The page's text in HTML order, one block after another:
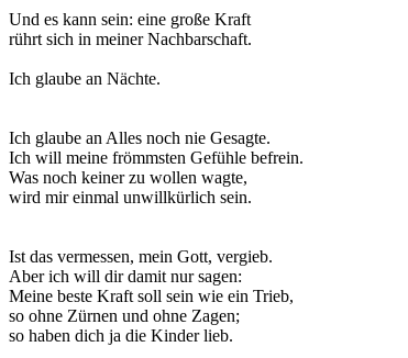
Und es kann sein: eine große Kraft
rührt sich in meiner Nachbarschaft.
Ich glaube an Nächte.
Ich glaube an Alles noch nie Gesagte.
Ich will meine frömmsten Gefühle befrein.
Was noch keiner zu wollen wagte,
wird mir einmal unwillkürlich sein.
Ist das vermessen, mein Gott, vergieb.
Aber ich will dir damit nur sagen:
Meine beste Kraft soll sein wie ein Trieb,
so ohne Zürnen und ohne Zagen;
so haben dich ja die Kinder lieb.